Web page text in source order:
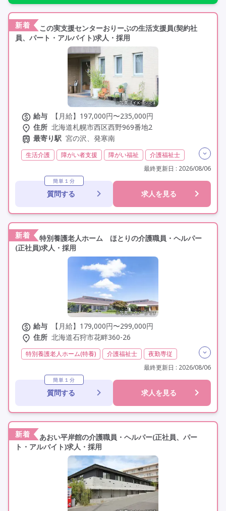
新着
この実支援センターおりーぶの生活支援員(契約社
員、パート・アルバイト)求人・採用
給与
【月給】197,000円〜235,000円
住所 北海道札幌市西区西野969番地2
最寄り駅 宮の沢、発寒南
生活介護 障がい者支援 障がい福祉
介護福祉士
初任者研修(ヘルパー2級)
社会福祉士
サービス管理責任者 無資格
日勤のみ
夜勤なし
残業月20時間以内 残業ほぼなし
常勤
交通費支給
学歴不問
車通勤可
最終更新日 : 2026/08/06
簡単１分
質問する 求人を見る
新着
特別養護老人ホーム ほとりの介護職員・ヘルパー
(正社員)求人・採用
給与
【月給】179,000円〜299,000円
住所 北海道石狩市花畔360-26
特別養護老人ホーム(特養) 介護福祉士
夜勤専従
常勤
社会保険完備
交通費支給
託児所・保育支援あり
年間休日120日以上
年間休日110日以上
学歴不問
駅近
資格取得支援
研修制度あり
最終更新日 : 2026/08/06
簡単１分
質問する 求人を見る
新着
あおい平岸館の介護職員・ヘルパー(正社員、パー
ト・アルバイト)求人・採用